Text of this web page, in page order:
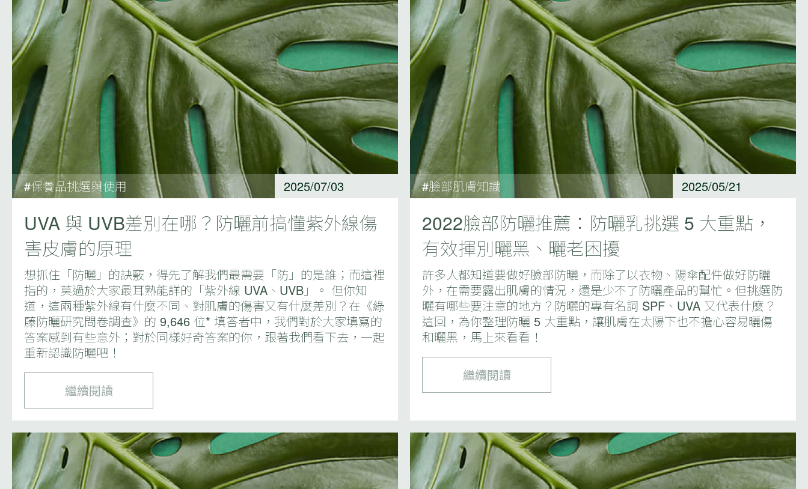
#保養品挑選與使用 2025/07/03
UVA 與 UVB差別在哪？防曬前搞懂紫外線傷
害皮膚的原理
想抓住「防曬」的訣竅，得先了解我們最需要「防」的是誰；而這裡
指的，莫過於大家最耳熟能詳的「紫外線 UVA、UVB」。 但你知
道，這兩種紫外線有什麼不同、對肌膚的傷害又有什麼差別？在《綠
藤防曬研究問卷調查》的 9,646 位* 填答者中，我們對於大家填寫的
答案感到有些意外；對於同樣好奇答案的你，跟著我們看下去，一起
重新認識防曬吧！
繼續閱讀
#臉部肌膚知識 2025/05/21
2022臉部防曬推薦：防曬乳挑選 5 大重點，
有效揮別曬黑、曬老困擾
許多人都知道要做好臉部防曬，而除了以衣物、陽傘配件做好防曬
外，在需要露出肌膚的情況，還是少不了防曬產品的幫忙。但挑選防
曬有哪些要注意的地方？防曬的專有名詞 SPF、UVA 又代表什麼？
這回，為你整理防曬 5 大重點，讓肌膚在太陽下也不擔心容易曬傷
和曬黑，馬上來看看！
繼續閱讀